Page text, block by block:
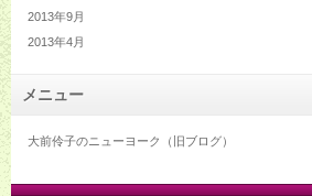
2013年9月
2013年4月
メニュー
大前伶子のニューヨーク（旧ブログ）